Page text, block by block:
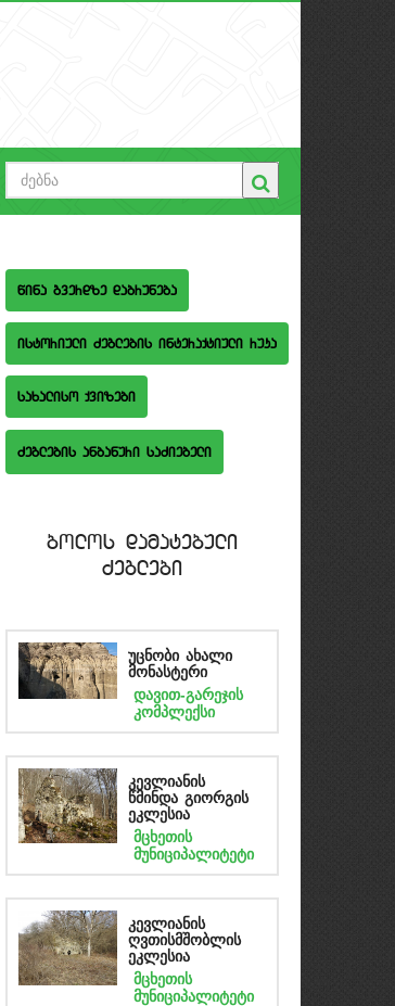
wina gverdze dabruneba
istoriuli Zeglebis interaqtiuli ruka
saxaliso qvizebi
bolos damatebuli
Zeglebi
უცნობი ახალი
მონასტერი
დავით-გარეჯის
კომპლექსი
კევლიანის
წმინდა გიორგის
ეკლესია
მცხეთის
მუნიციპალიტეტი
კევლიანის
ღვთისმშობლის
ეკლესია
მცხეთის
მუნიციპალიტეტი